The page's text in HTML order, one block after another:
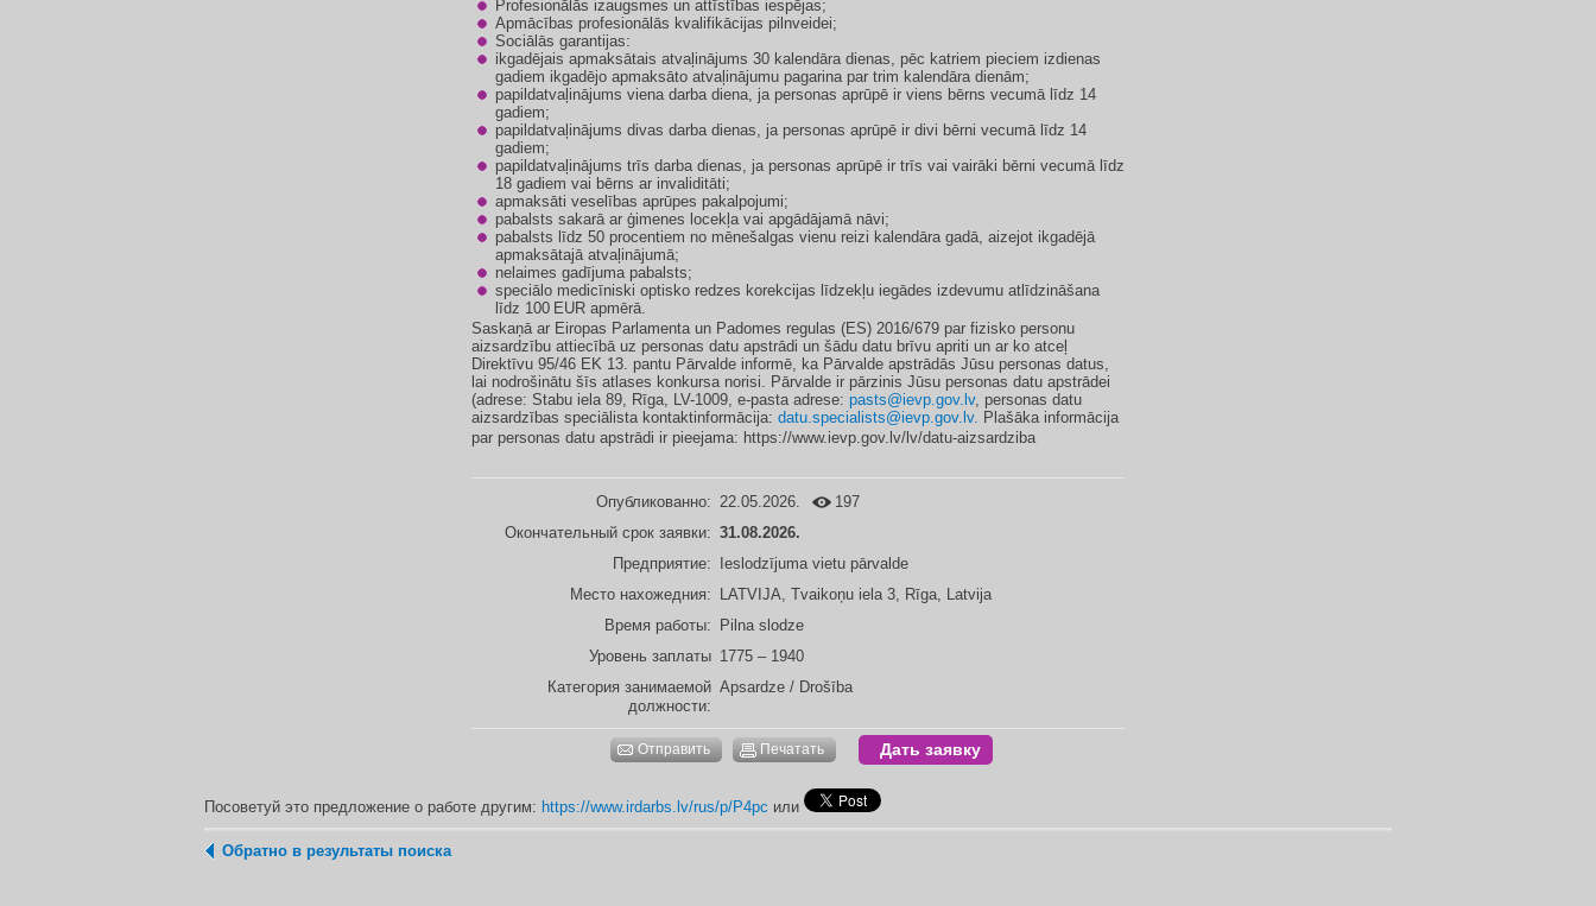
Profesionālās izaugsmes un attīstības iespējas;
Apmācības profesionālās kvalifikācijas pilnveidei;
Sociālās garantijas:
ikgadējais apmaksātais atvaļinājums 30 kalendāra dienas, pēc katriem pieciem izdienas
gadiem ikgadējo apmaksāto atvaļinājumu pagarina par trim kalendāra dienām;
papildatvaļinājums viena darba diena, ja personas aprūpē ir viens bērns vecumā līdz 14
gadiem;
papildatvaļinājums divas darba dienas, ja personas aprūpē ir divi bērni vecumā līdz 14
gadiem;
papildatvaļinājums trīs darba dienas, ja personas aprūpē ir trīs vai vairāki bērni vecumā līdz
18 gadiem vai bērns ar invaliditāti;
apmaksāti veselības aprūpes pakalpojumi;
pabalsts sakarā ar ģimenes locekļa vai apgādājamā nāvi;
pabalsts līdz 50 procentiem no mēnešalgas vienu reizi kalendāra gadā, aizejot ikgadējā
apmaksātajā atvaļinājumā;
nelaimes gadījuma pabalsts;
speciālo medicīniski optisko redzes korekcijas līdzekļu iegādes izdevumu atlīdzināšana
līdz 100 EUR apmērā.
Saskaņā ar Eiropas Parlamenta un Padomes regulas (ES) 2016/679 par fizisko personu
aizsardzību attiecībā uz personas datu apstrādi un šādu datu brīvu apriti un ar ko atceļ
Direktīvu 95/46 EK 13. pantu Pārvalde informē, ka Pārvalde apstrādās Jūsu personas datus,
lai nodrošinātu šīs atlases konkursa norisi. Pārvalde ir pārzinis Jūsu personas datu apstrādei
(adrese: Stabu iela 89, Rīga, LV-1009, e-pasta adrese: pasts@ievp.gov.lv, personas datu
aizsardzības speciālista kontaktinformācija: datu.specialists@ievp.gov.lv. Plašāka informācija
par personas datu apstrādi ir pieejama: https://www.ievp.gov.lv/lv/datu-aizsardziba
Опубликованно: 22.05.2026.
197
Окончательный срок заявки: 31.08.2026.
Предприятие: Ieslodzījuma vietu pārvalde
Место нахожедния: LATVIJA, Tvaikoņu iela 3, Rīga, Latvija
Время работы: Pilna slodze
Уровень заплаты 1775 – 1940
Категория занимаемой
должности:
Apsardze / Drošība
Отправить Печатать Дать заявку
Посоветуй это предложение о работе другим: https://www.irdarbs.lv/rus/p/P4pc или
Обратно в результаты поиска